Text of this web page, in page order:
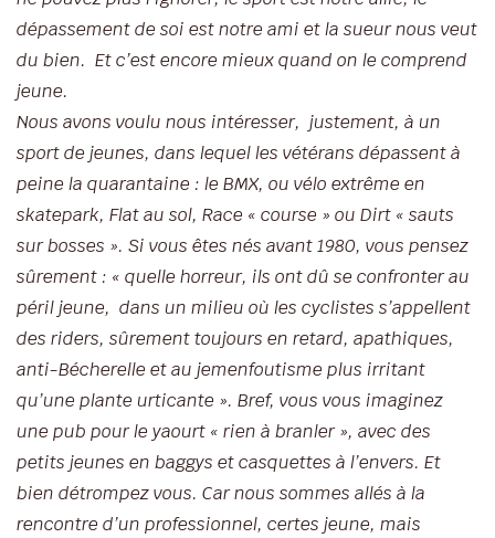
dépassement de soi est notre ami et la sueur nous veut
du bien. Et c’est encore mieux quand on le comprend
jeune.
Nous avons voulu nous intéresser, justement, à un
sport de jeunes, dans lequel les vétérans dépassent à
peine la quarantaine : le BMX, ou vélo extrême en
skatepark, Flat au sol, Race « course » ou Dirt « sauts
sur bosses ». Si vous êtes nés avant 1980, vous pensez
sûrement : « quelle horreur, ils ont dû se confronter au
péril jeune, dans un milieu où les cyclistes s’appellent
des riders, sûrement toujours en retard, apathiques,
anti-Bécherelle et au jemenfoutisme plus irritant
qu’une plante urticante ». Bref, vous vous imaginez
une pub pour le yaourt « rien à branler », avec des
petits jeunes en baggys et casquettes à l’envers. Et
bien détrompez vous. Car nous sommes allés à la
rencontre d’un professionnel, certes jeune, mais